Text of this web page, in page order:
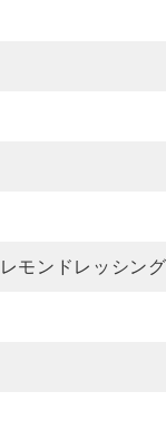
モンドレッシング